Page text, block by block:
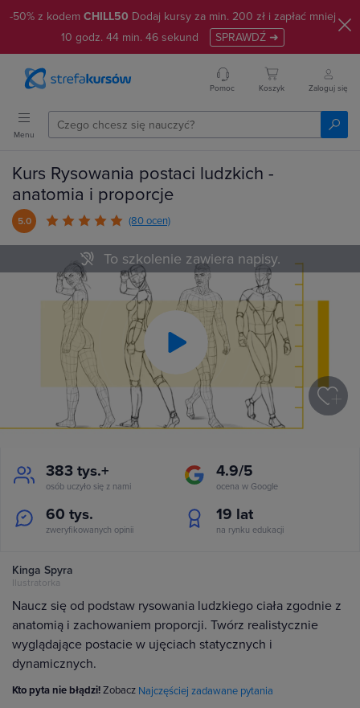
-50% z kodem CHILL50 Dodaj kursy za min. 200 zł i zapłać mniej
10 godz. 44 min. 45 sekund SPRAWDŹ ➜
Pomoc Koszyk Zaloguj się
Menu
Kurs Rysowania postaci ludzkich -
anatomia i proporcje
5.0 (80 ocen)
Play
To szkolenie zawiera napisy.
383 tys.+
osób uczyło się z nami
4.9/5
ocena w Google
60 tys.
zweryfikowanych opinii
19 lat
na rynku edukacji
Kinga Spyra
Ilustratorka
Naucz się od podstaw rysowania ludzkiego ciała zgodnie z
anatomią i zachowaniem proporcji. Twórz realistycznie
wyglądające postacie w ujęciach statycznych i
dynamicznych.
Kto pyta nie błądzi!Zobacz Najczęściej zadawane pytania